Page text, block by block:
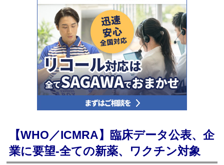
【WHO／ICMRA】臨床データ公表、企
業に要望‐全ての新薬、ワクチン対象